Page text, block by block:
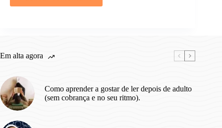
Em alta agora
Como aprender a gostar de ler depois de adulto
(sem cobrança e no seu ritmo).